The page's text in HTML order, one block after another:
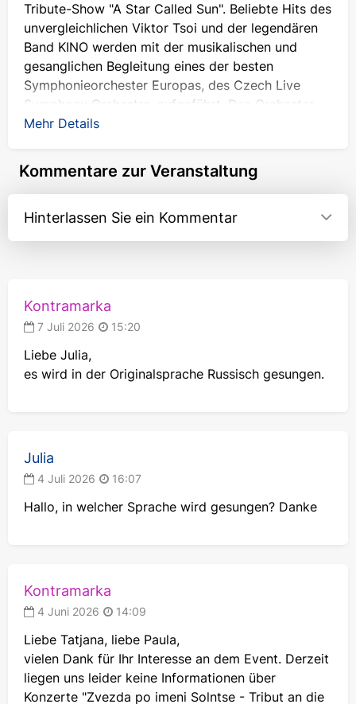
Tribute-Show "A Star Called Sun". Beliebte Hits des
unvergleichlichen Viktor Tsoi und der legendären
Band KINO werden mit der musikalischen und
gesanglichen Begleitung eines der besten
Symphonieorchester Europas, des Czech Live
Symphony Orchestra, aufgeführt. Das Orchester
wird alten, längst bekannten Liedern einen neuen
beim KINO-Konzert in Deutschland eine großartige
Kombination aus klassischem Rock und
Veranstaltung sind bereits unter kontramarka.de
erhältlich.
Der Name Viktor Tsoi ist auch denjenigen ein
talentierte Dichter und Komponist, Schauspieler
und Künstler, der unersetzliche Leiter der Band
Fans. Die kurze, aber glänzende Karriere des
erstaunlichen Künstlers hinterließ eine
Herzen der Fans. Das Konzert "A Star Called Sun"
zu genießen und die einzigartige Energie von
Viktor Tsoi, der hellen Koryphäe seiner Zeit, im
Berühmte Kompositionen von KINO in
symphonischer Aufführung
Mehr Details
Kommentare zur Veranstaltung
Hinterlassen Sie ein Kommentar
Kontramarka
7 Juli 2026 15:20
Liebe Julia,
es wird in der Originalsprache Russisch gesungen.
Julia
4 Juli 2026 16:07
Hallo, in welcher Sprache wird gesungen? Danke
Kontramarka
4 Juni 2026 14:09
Liebe Tatjana, liebe Paula,
vielen Dank für Ihr Interesse an dem Event. Derzeit
liegen uns leider keine Informationen über
Konzerte "Zvezda po imeni Solntse - Tribut an die